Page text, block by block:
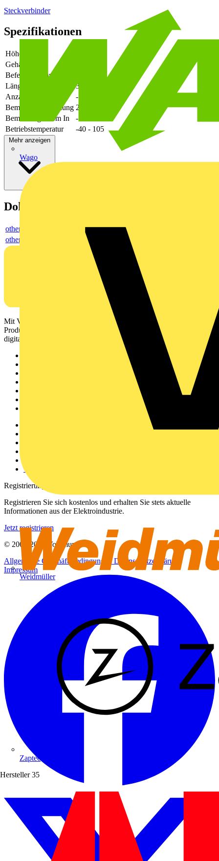
Wago
Weidmüller
Zaptec
Hersteller 35
Steckverbinder
Spezifikationen
Höhe
Gehäusefarbe
Befestigungsart
Länge des Pins
3
Anzahl der Etagen
-
Bemessungsspannung 250
Bemessungsstrom In
-
Betriebstemperatur
-40 - 105
Mehr anzeigen
Dokumente
others
others
Mit Voltimum erhalten Elektrofachkräfte Zugang zu Branchennews,
Produktinformationen, Schulungen und Tools – alles auf einer
digitalen Plattform und Community.
voltimum.com
Registrierung
Registrieren Sie sich kostenlos und erhalten Sie stets aktuelle
Informationen aus der Elektroindustrie.
Jetzt registrieren
© 2002-
2026
Voltimum
Allgemeine GeschäftsbedingungenDatenschutzerklärung
Impressum